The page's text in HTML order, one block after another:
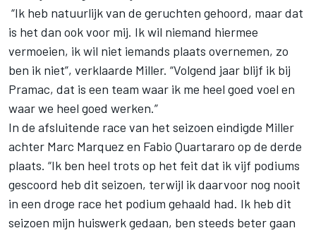
“Ik heb natuurlijk van de geruchten gehoord, maar dat
is het dan ook voor mij. Ik wil niemand hiermee
vermoeien, ik wil niet iemands plaats overnemen, zo
ben ik niet”, verklaarde Miller. “Volgend jaar blijf ik bij
Pramac, dat is een team waar ik me heel goed voel en
waar we heel goed werken.”
In de afsluitende race van het seizoen eindigde Miller
achter Marc Marquez en Fabio Quartararo op de derde
plaats. “Ik ben heel trots op het feit dat ik vijf podiums
gescoord heb dit seizoen, terwijl ik daarvoor nog nooit
in een droge race het podium gehaald had. Ik heb dit
seizoen mijn huiswerk gedaan, ben steeds beter gaan